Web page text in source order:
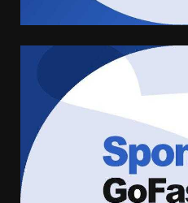
cittadina
pronta a
comunale
6 Agosto
Cura dei
l’avviso
condivisa
Laureto